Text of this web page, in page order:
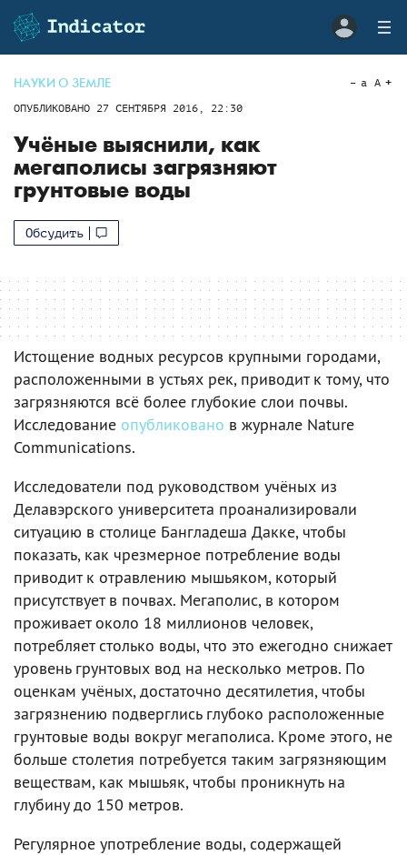
НАУКИ О ЗЕМЛЕ
ОПУБЛИКОВАНО 27 СЕНТЯБРЯ 2016, 22:30
a A
Учёные выяснили, как
мегаполисы загрязняют
грунтовые воды
Обсудить
Истощение водных ресурсов крупными городами,
расположенными в устьях рек, приводит к тому, что
загрязняются всё более глубокие слои почвы.
Исследование опубликовано в журнале Nature
Communications.
Исследователи под руководством учёных из
Делавэрского университета проанализировали
ситуацию в столице Бангладеша Дакке, чтобы
показать, как чрезмерное потребление воды
приводит к отравлению мышьяком, который
присутствует в почвах. Мегаполис, в котором
проживает около 18 миллионов человек,
потребляет столько воды, что это ежегодно снижает
уровень грунтовых вод на несколько метров. По
оценкам учёных, достаточно десятилетия, чтобы
загрязнению подверглись глубоко расположенные
грунтовые воды вокруг мегаполиса. Кроме этого, не
больше столетия потребуется таким загрязняющим
веществам, как мышьяк, чтобы проникнуть на
глубину до 150 метров.
Регулярное употребление воды, содержащей